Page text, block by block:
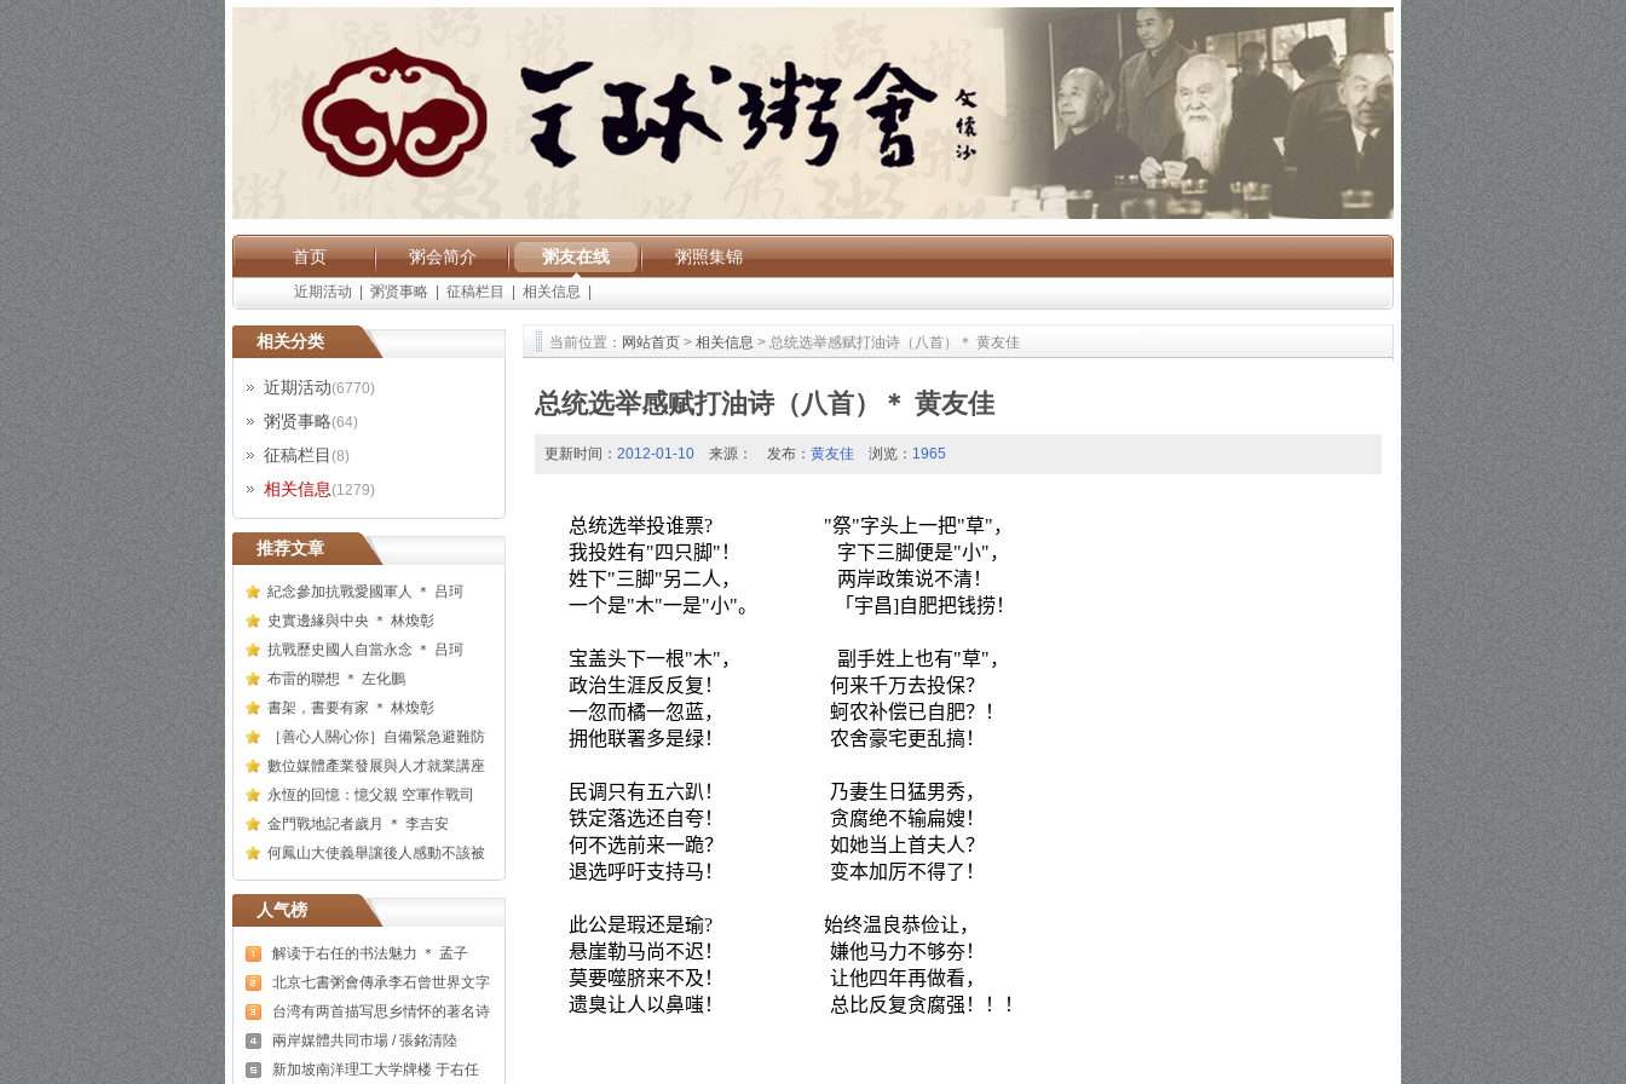
首页 粥会简介 粥友在线 粥照集锦
近期活动 粥贤事略 征稿栏目 相关信息
相关分类
近期活动(6770)
粥贤事略(64)
征稿栏目 (8)
相关信息(1279)
推荐文章
紀念參加抗戰愛國軍人 ＊ 吕珂
史實邊緣與中央 ＊ 林煥彰
抗戰歷史國人自當永念 ＊ 吕珂
布雷的聯想 ＊ 左化鵬
書架，書要有家 ＊ 林煥彰
［善心人關心你］自備緊急避難防
數位媒體產業發展與人才就業講座
永恆的回憶：憶父親 空軍作戰司
金門戰地記者歲月 ＊ 李吉安
何鳳山大使義舉讓後人感動不該被
人气榜
解读于右任的书法魅力 ＊ 孟子
北京七書粥會傳承李石曾世界文字
台湾有两首描写思乡情怀的著名诗
兩岸媒體共同市場 / 張銘清陸
新加坡南洋理工大学牌楼 于右任
当前位置： 网站首页 > 相关信息 > 总统选举感赋打油诗（八首）＊ 黄友佳
总统选举感赋打油诗（八首）＊ 黄友佳
更新时间： 2012-01-10 来源： 发布： 黄友佳 浏览： 1965
总统选举投谁票? "祭"字头上一把"草"，
我投姓有"四只脚" ！ 字下三脚便是"小"，
姓下"三脚"另二人，
两岸政策说不清！
一个是"木"一是"小"。 ｢宇昌]自肥把钱捞！
宝盖头下一根"木"， 副手姓上也有"草"，
政治生涯反反复！
何来千万去投保？
一忽而橘一忽蓝，
蚵农补偿已自肥？！
拥他联署多是绿！
农舍豪宅更乱搞！
民调只有五六趴！
乃妻生日猛男秀，
铁定落选还自夸！
贪腐绝不输扁嫂！
何不选前来一跪？
如她当上首夫人？
退选呼吁支持马！
变本加厉不得了！
此公是瑕还是瑜? 始终温良恭俭让，
悬崖勒马尚不迟！
嫌他马力不够夯！
莫要噬脐来不及！
让他四年再做看，
遗臭让人以鼻嗤！
总比反复贪腐强！！！